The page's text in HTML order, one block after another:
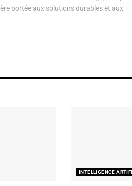
portée aux solutions durables et aux
INTELLIGENCE